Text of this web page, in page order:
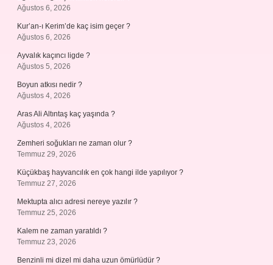
Ağustos 6, 2026
Kur’an-ı Kerim’de kaç isim geçer ?
Ağustos 6, 2026
Ayvalık kaçıncı ligde ?
Ağustos 5, 2026
Boyun atkısı nedir ?
Ağustos 4, 2026
Aras Ali Altıntaş kaç yaşında ?
Ağustos 4, 2026
Zemheri soğukları ne zaman olur ?
Temmuz 29, 2026
Küçükbaş hayvancılık en çok hangi ilde yapılıyor ?
Temmuz 27, 2026
Mektupta alıcı adresi nereye yazılır ?
Temmuz 25, 2026
Kalem ne zaman yaratıldı ?
Temmuz 23, 2026
Benzinli mi dizel mi daha uzun ömürlüdür ?